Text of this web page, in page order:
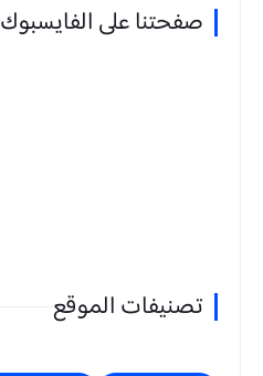
صفحتنا على الفايسبوك
تصنيفات الموقع